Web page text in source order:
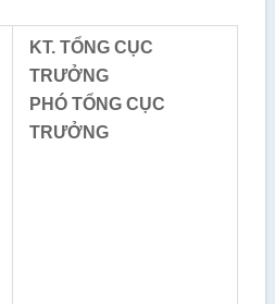
KT. TỔNG CỤC
TRƯỞNG
PHÓ TỔNG CỤC
TRƯỞNG